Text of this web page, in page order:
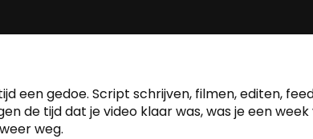
een gedoe. Script schrijven, filmen, editen,
de tijd dat je video klaar was, was je een
weg.